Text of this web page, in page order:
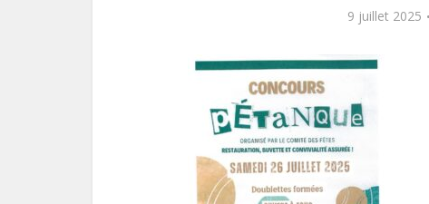
9 juillet 2025